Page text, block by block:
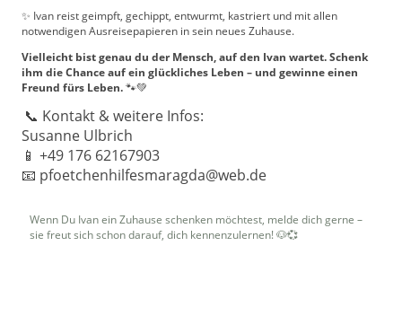
✨ Ivan reist geimpft, gechippt, entwurmt, kastriert und mit allen
notwendigen Ausreisepapieren in sein neues Zuhause.
Vielleicht bist genau du der Mensch, auf den Ivan wartet. Schenk
ihm die Chance auf ein glückliches Leben – und gewinne einen
Freund fürs Leben.🐾💚
📞 Kontakt & weitere Infos:
Susanne Ulbrich
📱 +49 176 62167903
📧 pfoetchenhilfesmaragda@web.de
Wenn Du Ivan ein Zuhause schenken möchtest, melde dich gerne –
sie freut sich schon darauf, dich kennenzulernen! 🐶💞